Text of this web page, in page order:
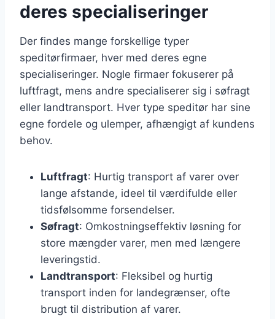
deres specialiseringer
Der findes mange forskellige typer
speditørfirmaer, hver med deres egne
specialiseringer. Nogle firmaer fokuserer på
luftfragt, mens andre specialiserer sig i søfragt
eller landtransport. Hver type speditør har sine
egne fordele og ulemper, afhængigt af kundens
behov.
Luftfragt: Hurtig transport af varer over
lange afstande, ideel til værdifulde eller
tidsfølsomme forsendelser.
Søfragt: Omkostningseffektiv løsning for
store mængder varer, men med længere
leveringstid.
Landtransport: Fleksibel og hurtig
transport inden for landegrænser, ofte
brugt til distribution af varer.